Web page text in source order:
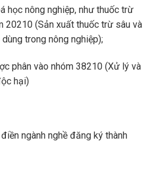
học nông nghiệp, như thuốc trừ
20210 (Sản xuất thuốc trừ sâu và
trong nông nghiệp);
phân vào nhóm 38210 (Xử lý và
hại)
ngành nghề đăng ký thành